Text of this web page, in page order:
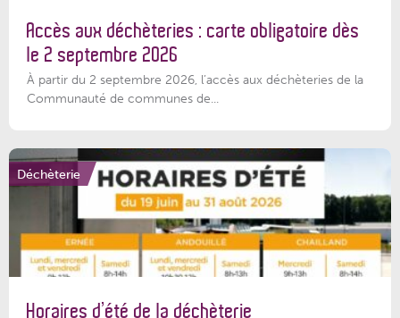
Accès aux déchèteries : carte obligatoire dès
le 2 septembre 2026
À partir du 2 septembre 2026, l’accès aux déchèteries de la
Communauté de communes de...
Déchèterie
Horaires d’été de la déchèterie